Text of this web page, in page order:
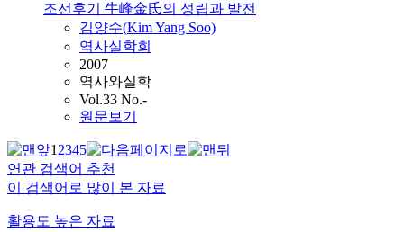
조선후기 牛峰金氏의 성립과 발전
김양수(KimYang Soo)
역사실학회
2007
역사와실학
Vol.33 No.-
원문보기
12345
연관 검색어 추천
이 검색어로 많이 본 자료
활용도 높은 자료